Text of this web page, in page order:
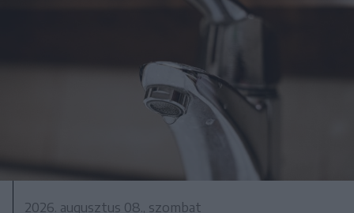
2026. augusztus 08., szombat